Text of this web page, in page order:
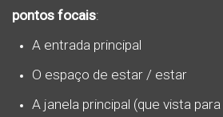
pontos focais:
A entrada principal
O espaço de estar / estar
A janela principal (que vista